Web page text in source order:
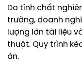
Do tính chất
trường, doanh
lượng lớn tài liệu
thuật. Quy trình
án.